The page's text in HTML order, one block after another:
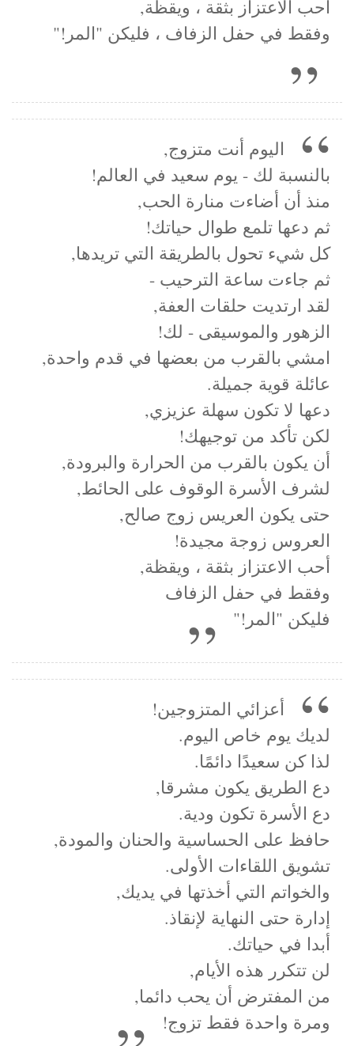
أحب الاعتزاز بثقة ، ويقظة,
وفقط في حفل الزفاف ، فليكن "المر!"
اليوم أنت متزوج,
بالنسبة لك - يوم سعيد في العالم!
منذ أن أضاءت منارة الحب,
ثم دعها تلمع طوال حياتك!
كل شيء تحول بالطريقة التي تريدها,
ثم جاءت ساعة الترحيب -
لقد ارتديت حلقات العفة,
الزهور والموسيقى - لك!
امشي بالقرب من بعضها في قدم واحدة,
عائلة قوية جميلة.
دعها لا تكون سهلة عزيزي,
لكن تأكد من توجيهك!
أن يكون بالقرب من الحرارة والبرودة,
لشرف الأسرة الوقوف على الحائط,
حتى يكون العريس زوج صالح,
العروس زوجة مجيدة!
أحب الاعتزاز بثقة ، ويقظة,
وفقط في حفل الزفاف
فليكن "المر!"
أعزائي المتزوجين!
لديك يوم خاص اليوم.
لذا كن سعيدًا دائمًا.
دع الطريق يكون مشرقا,
دع الأسرة تكون ودية.
حافظ على الحساسية والحنان والمودة,
تشويق اللقاءات الأولى.
والخواتم التي أخذتها في يديك,
إدارة حتى النهاية لإنقاذ.
أبدا في حياتك.
لن تتكرر هذه الأيام,
من المفترض أن يحب دائما,
ومرة واحدة فقط تزوج!